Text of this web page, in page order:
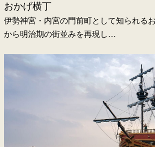
おかげ横丁
伊勢神宮・内宮の門前町として知られる
から明治期の街並みを再現し…